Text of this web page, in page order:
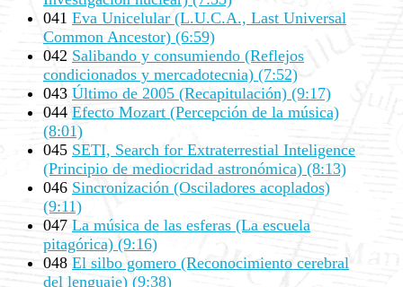
041 Eva Unicelular (L.U.C.A., Last Universal
Common Ancestor) (6:59)
042 Salibando y consumiendo (Reflejos
condicionados y mercadotecnia) (7:52)
043 Último de 2005 (Recapitulación) (9:17)
044 Efecto Mozart (Percepción de la música)
(8:01)
045 SETI, Search for Extraterrestial Inteligence
(Principio de mediocridad astronómica) (8:13)
046 Sincronización (Osciladores acoplados)
(9:11)
047 La música de las esferas (La escuela
pitagórica) (9:16)
048 El silbo gomero (Reconocimiento cerebral
del lenguaje) (9:38)